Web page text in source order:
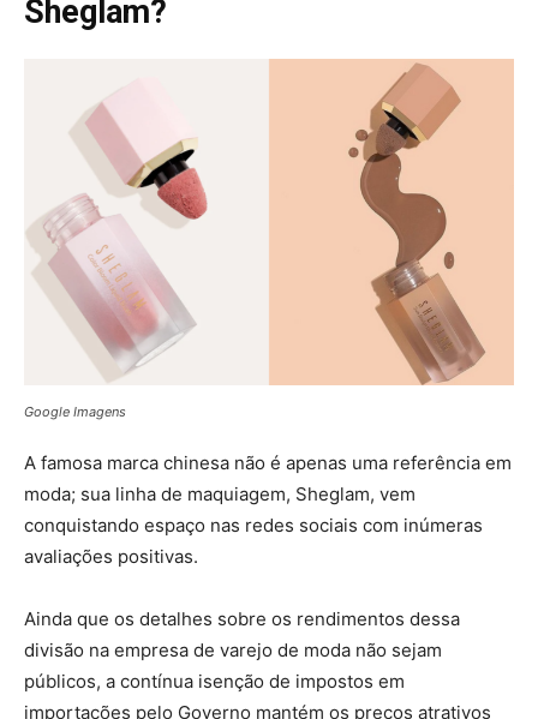
Sheglam?
Google Imagens
A famosa marca chinesa não é apenas uma referência em
moda; sua linha de maquiagem, Sheglam, vem
conquistando espaço nas redes sociais com inúmeras
avaliações positivas.
Ainda que os detalhes sobre os rendimentos dessa
divisão na empresa de varejo de moda não sejam
públicos, a contínua isenção de impostos em
importações pelo Governo mantém os preços atrativos